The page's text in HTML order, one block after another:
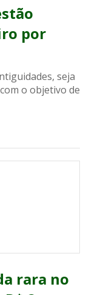
por
seja
o objetivo de
rara no